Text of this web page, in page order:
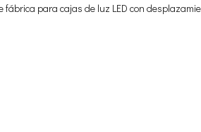
fábrica para cajas de luz LED con